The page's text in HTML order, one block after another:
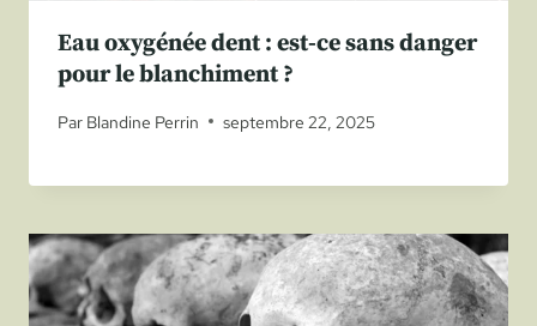
Eau oxygénée dent : est-ce sans danger
pour le blanchiment ?
Par Blandine Perrin septembre 22, 2025